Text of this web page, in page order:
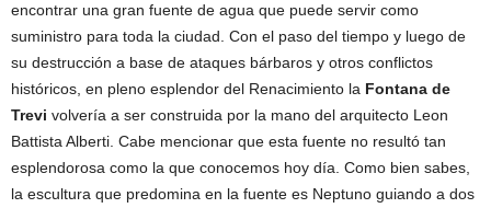
encontrar una gran fuente de agua que puede servir como
suministro para toda la ciudad. Con el paso del tiempo y luego de
su destrucción a base de ataques bárbaros y otros conflictos
históricos, en pleno esplendor del Renacimiento la Fontana de
Trevi volvería a ser construida por la mano del arquitecto Leon
Battista Alberti. Cabe mencionar que esta fuente no resultó tan
esplendorosa como la que conocemos hoy día. Como bien sabes,
la escultura que predomina en la fuente es Neptuno guiando a dos